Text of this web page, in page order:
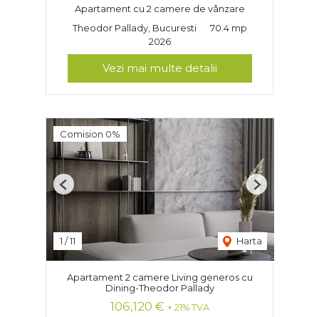
Apartament cu 2 camere de vânzare
Theodor Pallady, Bucuresti
70.4 mp
2026
Vezi mai multe detalii
Comision 0%
1 /11 Harta
Previous Next
Apartament 2 camere Living generos cu
Dining-Theodor Pallady
106,120 € + 21% TVA